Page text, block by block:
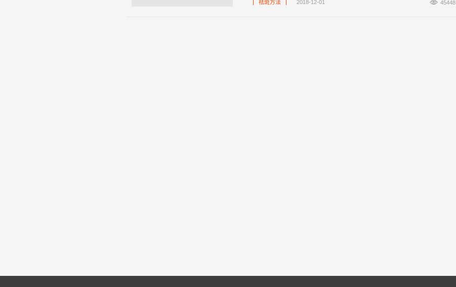
 45448
祛斑方法 2018-12-01